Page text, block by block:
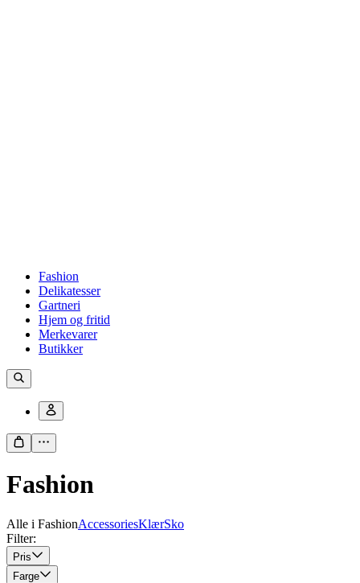
Fashion
Delikatesser
Gartneri
Hjem og fritid
Merkevarer
Butikker
Fashion
Alle i FashionAccessoriesKlærSko
Filter:
Pris
Farge